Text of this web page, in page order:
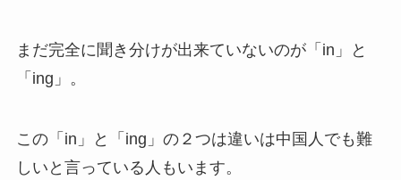
まだ完全に聞き分けが出来ていないのが「in」と
「ing」。
この「in」と「ing」の２つは違いは中国人でも難
しいと言っている人もいます。